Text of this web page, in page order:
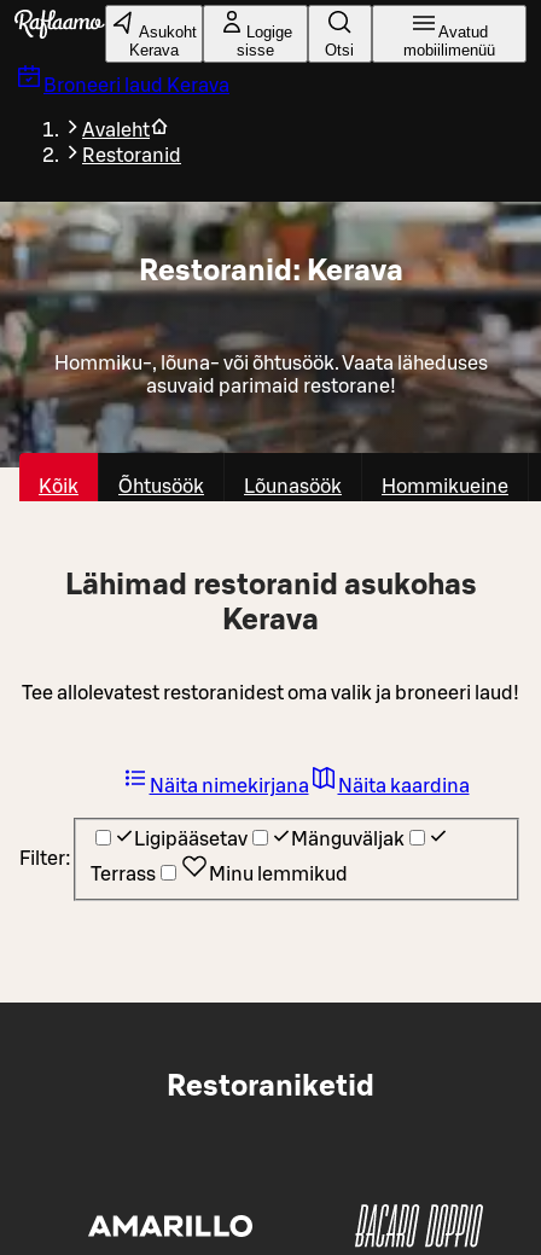
Liigu peamise sisu juurde
Asukoht
Kerava
Logige
sisse
Otsi
Avatud
mobiilimenüü
Broneeri laud Kerava
Avaleht
Restoranid
Restoranid: Kerava
Hommiku-, lõuna- või õhtusöök. Vaata läheduses
asuvaid parimaid restorane!
Kõik Õhtusöök Lõunasöök Hommikueine
Lähimad restoranid asukohas
Kerava
Tee allolevatest restoranidest oma valik ja broneeri laud!
Filter:
Ligipääsetav
Mänguväljak
Terrass
Minu lemmikud
Näita nimekirjana Näita kaardina
Restoraniketid